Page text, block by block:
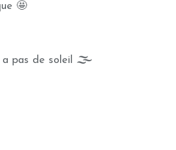
🤩
pas de soleil 🌫